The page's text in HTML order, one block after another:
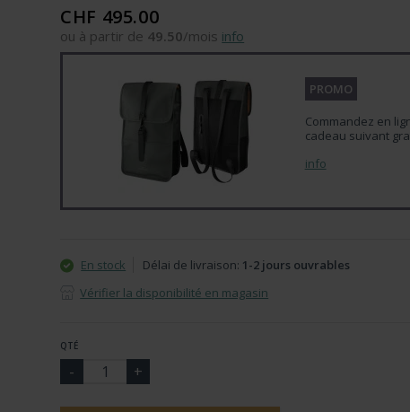
CHF 495.00
ou à partir de 49.50/mois info
PROMO
Commandez en
cadeau suivant
info
En stock Délai de livraison: 1-2 jours ouvrables
Vérifier la disponibilité en magasin
QTÉ